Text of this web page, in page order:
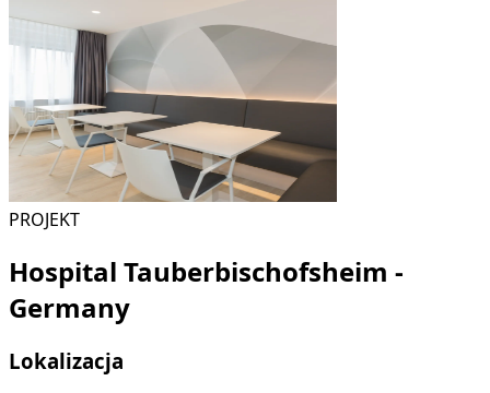
PROJEKT
Hospital Tauberbischofsheim -
Germany
Lokalizacja